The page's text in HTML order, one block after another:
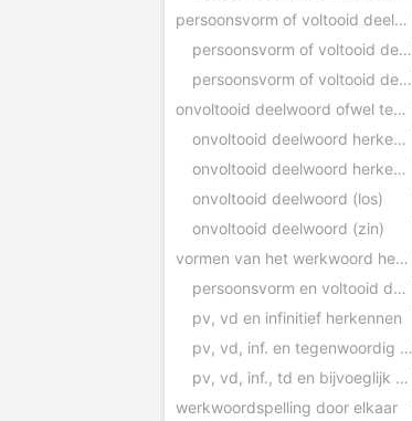
persoonsvorm of voltooid deelwoord
persoonsvorm of voltooid deelwoord
persoonsvorm of voltooid deelwoord slepen
onvoltooid deelwoord ofwel tegenwoordig deelwoord
onvoltooid deelwoord herkennen (zinnen)
onvoltooid deelwoord herkennen (woorden)
onvoltooid deelwoord (los)
onvoltooid deelwoord (zin)
vormen van het werkwoord herkennen
persoonsvorm en voltooid deelwoord herkennen
pv, vd en infinitief herkennen
pv, vd, inf. en tegenwoordig deelwoord herkennen
pv, vd, inf., td en bijvoeglijk naamwoord herkennen
werkwoordspelling door elkaar